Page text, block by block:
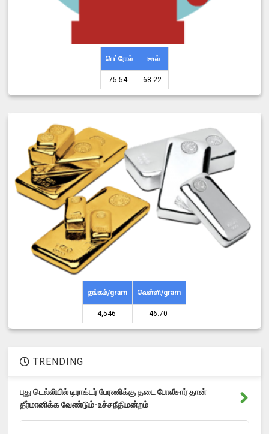
பெட்ரோல் டீசல்
75.54 ₹ 68.22 ₹
தங்கம்/gram வெள்ளி/gram
4,546 ₹ 46.70 ₹
TRENDING
புது டெல்லியில் டிராக்டர் பேரணிக்கு தடை போலீசார் தான்
தீர்மானிக்க வேண்டும்-உச்சநீதிமன்றம்